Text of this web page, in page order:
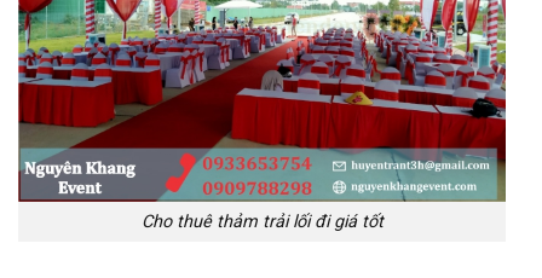
Cho thuê thảm trải lối đi giá tốt